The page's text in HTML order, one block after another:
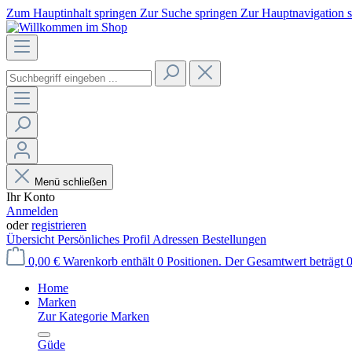
Zum Hauptinhalt springen Zur Suche springen Zur Hauptnavigation
Menü schließen
Ihr Konto
Anmelden
oderregistrieren
Übersicht Persönliches Profil Adressen Bestellungen
0,00 € Warenkorb enthält 0 Positionen. Der Gesamtwert beträgt
Home
Marken
Zur Kategorie Marken
Güde